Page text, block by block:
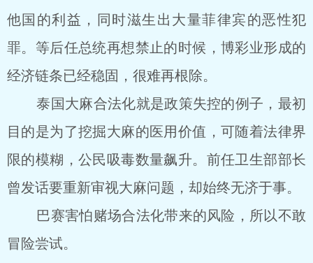
他国的利益，同时滋生出大量菲律宾的恶性犯
罪。等后任总统再想禁止的时候，博彩业形成的
经济链条已经稳固，很难再根除。
泰国大麻合法化就是政策失控的例子，最初
目的是为了挖掘大麻的医用价值，可随着法律界
限的模糊，公民吸毒数量飙升。前任卫生部部长
曾发话要重新审视大麻问题，却始终无济于事。
巴赛害怕赌场合法化带来的风险，所以不敢
冒险尝试。